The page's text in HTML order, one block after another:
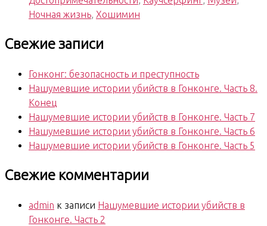
Days
98-
Ночная жизнь, Хошимин
Свежие записи
Гонконг: безопасность и преступность
Нашумевшие истории убийств в Гонконге. Часть 8.
Конец
Нашумевшие истории убийств в Гонконге. Часть 7
Нашумевшие истории убийств в Гонконге. Часть 6
Нашумевшие истории убийств в Гонконге. Часть 5
Свежие комментарии
admin к записи Нашумевшие истории убийств в
Гонконге. Часть 2